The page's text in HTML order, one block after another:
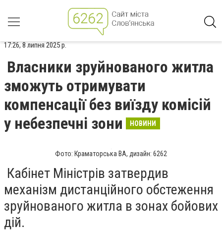
17:26, 8 липня 2025 р.
Власники зруйнованого житла
зможуть отримувати
компенсації без виїзду комісій
у небезпечні зони
НОВИНИ
Фото: Краматорська ВА, дизайн: 6262
Кабінет Міністрів затвердив
механізм дистанційного обстеження
зруйнованого житла в зонах бойових
дій.